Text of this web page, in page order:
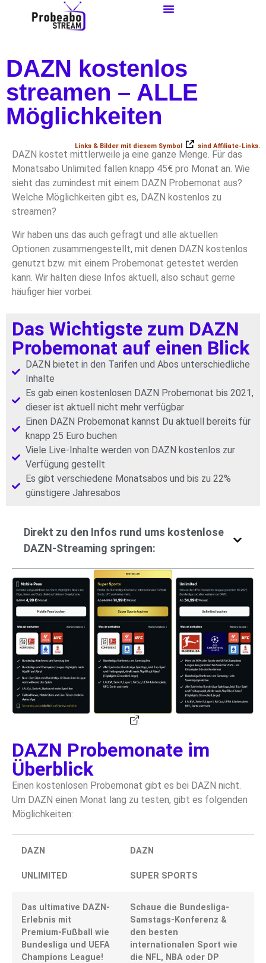
DAZN kostenlos
streamen – ALLE
Möglichkeiten
Links & Bilder mit diesem Symbol sind Affiliate-Links.
DAZN kostet mittlerweile ja eine ganze Menge. Für das
Monatsabo Unlimited fallen knapp 45€ pro Monat an. Wie
sieht das zumindest mit einem DAZN Probemonat aus?
Welche Möglichkeiten gibt es, DAZN kostenlos zu
streamen?
Wir haben uns das auch gefragt und alle aktuellen
Optionen zusammengestellt, mit denen DAZN kostenlos
genutzt bzw. mit einem Probemonat getestet werden
kann. Wir halten diese Infos aktuell, also schaut gerne
häufiger hier vorbei.
Das Wichtigste zum DAZN
Probemonat auf einen Blick
DAZN bietet in den Tarifen und Abos unterschiedliche
Inhalte
Es gab einen kostenlosen DAZN Probemonat bis 2021,
dieser ist aktuell nicht mehr verfügbar
Einen DAZN Probemonat kannst Du aktuell bereits für
knapp 25 Euro buchen
Viele Live-Inhalte werden von DAZN kostenlos zur
Verfügung gestellt
Es gibt verschiedene Monatsabos und bis zu 22%
günstigere Jahresabos
Direkt zu den Infos rund ums kostenlose
DAZN-Streaming springen:
DAZN Probemonate im
Überblick
Einen kostenlosen Probemonat gibt es bei DAZN nicht.
Um DAZN einen Monat lang zu testen, gibt es folgenden
Möglichkeiten:
DAZN
UNLIMITED
DAZN
SUPER SPORTS
Das ultimative DAZN-
Erlebnis mit
Premium-Fußball wie
Bundesliga und UEFA
Champions League!
Schaue die Bundesliga-
Samstags-Konferenz &
den besten
internationalen Sport wie
die NFL, NBA oder DP